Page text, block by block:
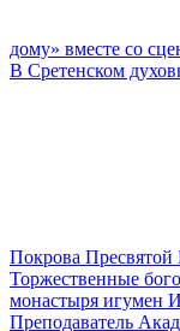
дому» вместе со
В Сретенском
Покрова
Торжественные
монастыря игумен
Преподаватель